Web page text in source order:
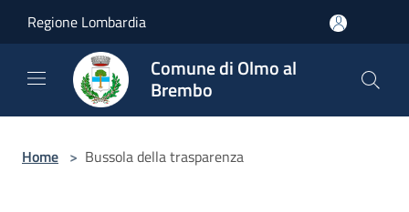
Regione Lombardia
Comune di Olmo al
Brembo
Home > Bussola della trasparenza